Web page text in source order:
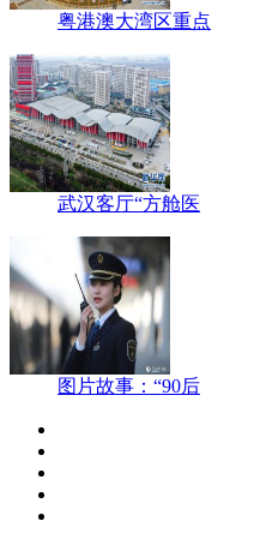
粤港澳大湾区重点
武汉客厅“方舱医
图片故事：“90后